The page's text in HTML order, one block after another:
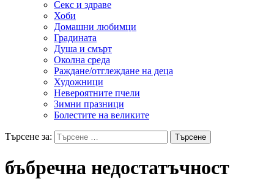
Секс и здраве
Хоби
Домашни любимци
Градината
Душа и смърт
Околна среда
Раждане/отглеждане на деца
Художници
Невероятните пчели
Зимни празници
Болестите на великите
Търсене за:
бъбречна недостатъчност